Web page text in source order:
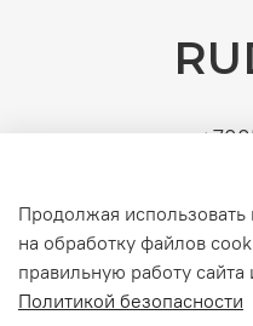
УСН (без НДС).
серверного и
Интернет-
Продолжая использовать
на обработку файлов
правильную работу
Политикой безопасности